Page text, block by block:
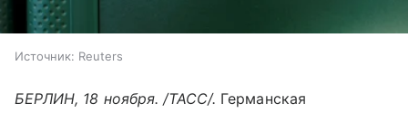
Источник: Reuters
БЕРЛИН, 18 ноября. /ТАСС/. Германская